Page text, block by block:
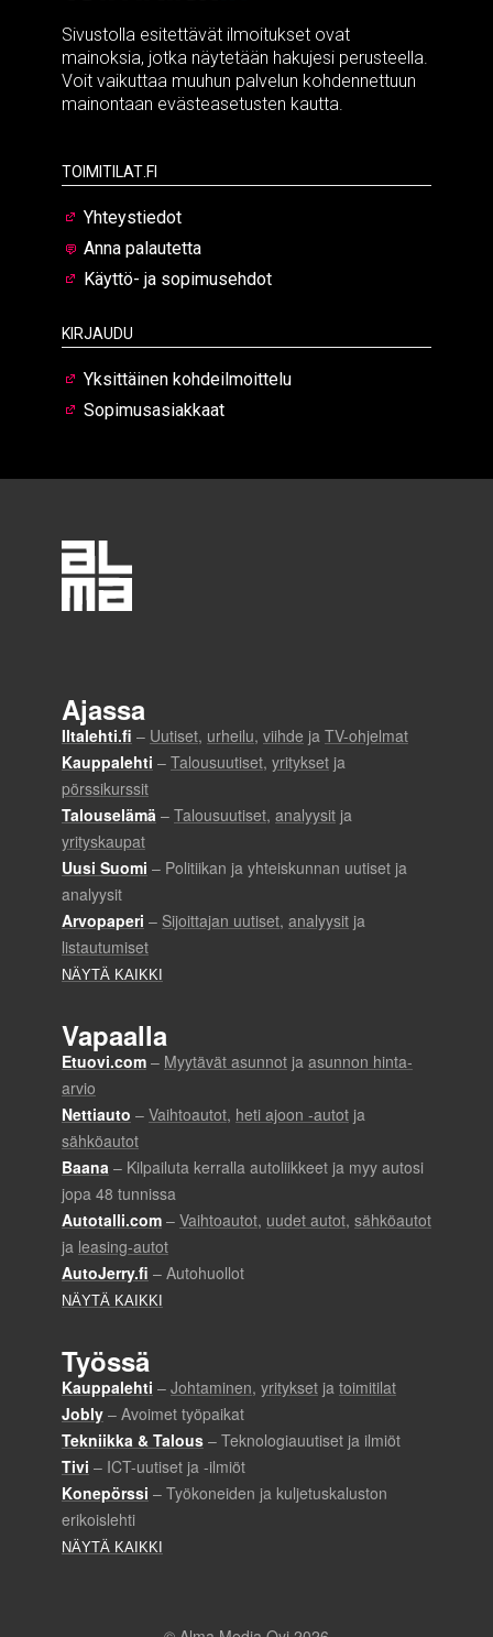
Sivustolla esitettävät ilmoitukset ovat
mainoksia, jotka näytetään hakujesi perusteella.
Voit vaikuttaa muuhun palvelun kohdennettuun
mainontaan evästeasetusten kautta.
Toimitilat.fi
Yhteystiedot
Anna palautetta
Käyttö- ja sopimusehdot
Kirjaudu
Yksittäinen kohdeilmoittelu
Sopimusasiakkaat